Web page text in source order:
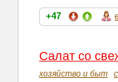
+47
Салат со
хозяйство и быт